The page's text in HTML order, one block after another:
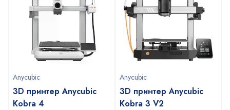
Anycubic
3D принтер Anycubic
Kobra 4
Anycubic
3D принтер Anycubic
Kobra 3 V2